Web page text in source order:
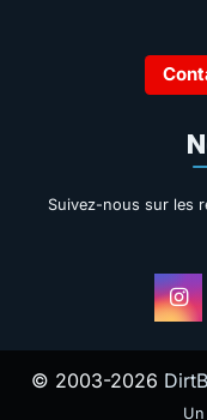
Suivez-nous sur les
© 2003-2026